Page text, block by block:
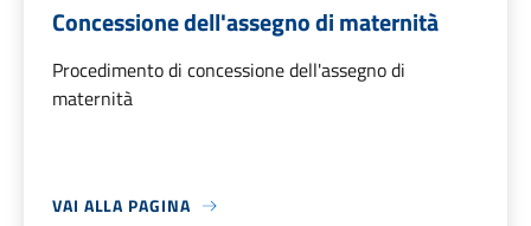
Concessione dell'assegno di maternità
Procedimento di concessione dell'assegno di
maternità
VAI ALLA PAGINA